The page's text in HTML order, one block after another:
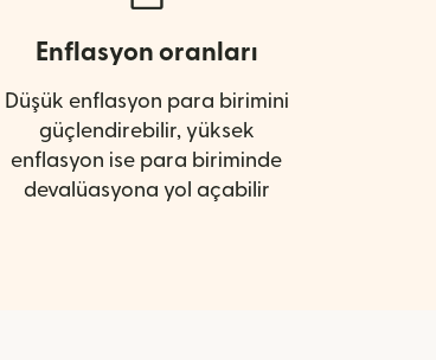
Enflasyon oranları
Düşük enflasyon para birimini
güçlendirebilir, yüksek
enflasyon ise para biriminde
devalüasyona yol açabilir